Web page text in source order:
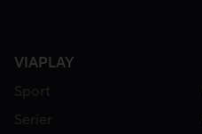
VIAPLAY
Sport
Serier